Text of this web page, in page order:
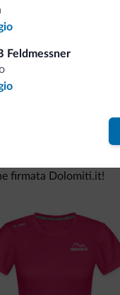
Feldmessner
collezione
firmata Dolomiti.it!